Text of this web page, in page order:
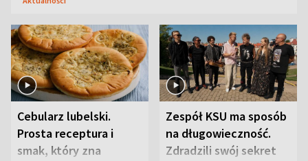
Cebularz lubelski.
Prosta receptura i
smak, który zna
Zespół KSU ma sposób
na długowieczność.
Zdradzili swój sekret